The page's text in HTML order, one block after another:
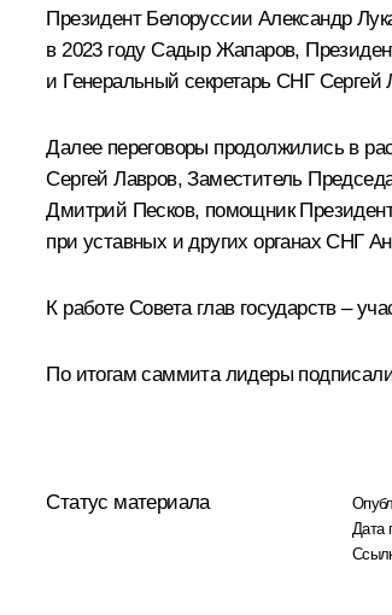
Президент Белоруссии Александр
в 2023 годуСадыр Жапаров,
и Генеральный секретарь СНГ Сергей
Далее переговоры продолжились в
Сергей Лавров, Заместитель
Дмитрий Песков, помощник
при уставных и других органах СНГ
К работе Совета глав государств –
По итогам саммита лидеры
Статус материала
Дата